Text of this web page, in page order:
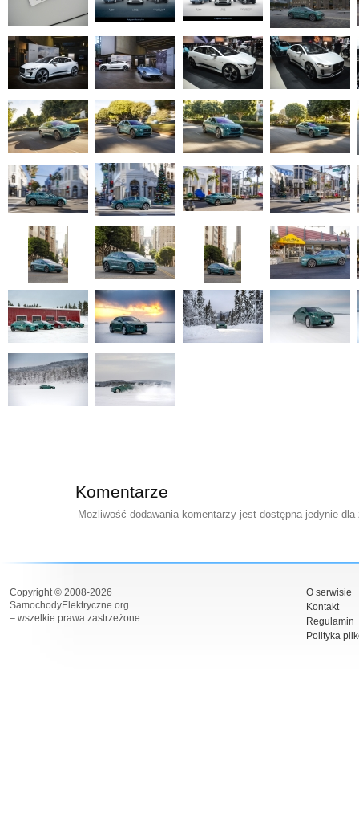
Komentarze
Możliwość dodawania komentarzy jest dostępna jedynie
Copyright © 2008-2026
SamochodyElektryczne.org
– wszelkie prawa zastrzeżone
O serwisie
Kontakt
Regulamin
Polityka